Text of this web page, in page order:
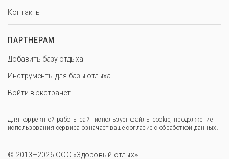
Контакты
ПАРТНЕРАМ
Добавить базу отдыха
Инструменты для базы отдыха
Войти в экстранет
Для корректной работы сайт использует файлы cookie, продолжение
использования сервиса означает ваше согласие с обработкой данных.
© 2013–2026 ООО «Здоровый отдых»